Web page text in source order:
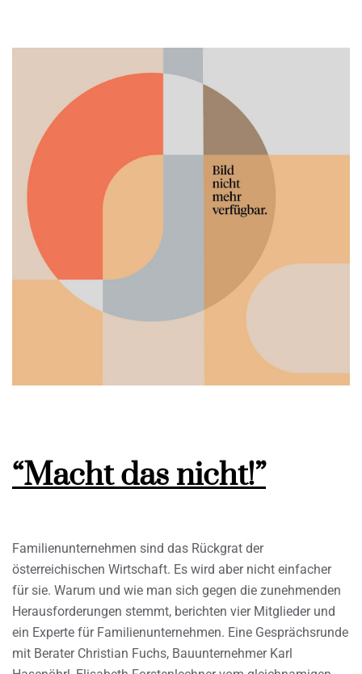
“Macht das nicht!”
Familienunternehmen sind das Rückgrat der
österreichischen Wirtschaft. Es wird aber nicht einfacher
für sie. Warum und wie man sich gegen die zunehmenden
Herausforderungen stemmt, berichten vier Mitglieder und
ein Experte für Familienunternehmen. Eine Gesprächsrunde
mit Berater Christian Fuchs, Bauunternehmer Karl